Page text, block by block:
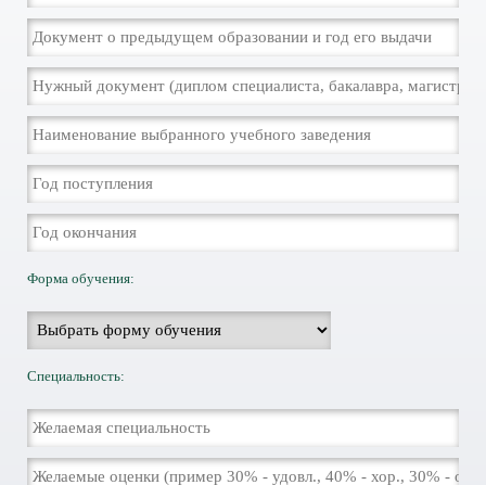
Форма обучения:
Специальность: